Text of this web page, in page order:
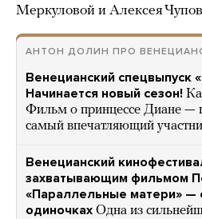
Меркуловой и Алексея
АНТОН ДОЛИН ПРО
Венецианский спецвыпуск
Начинается новый сезон!
Фильм о принцессе Диане —
самый впечатляющий
Венецианский
захватывающим фильмом
«Параллельные матери» —
одиночках Одна из